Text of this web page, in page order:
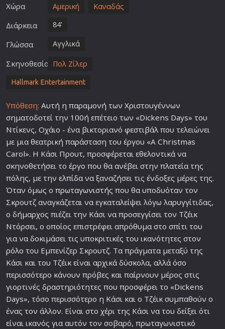
Χώρα Αμερική Καναδάς
Διάρκεια 84'
Γλώσσα Αγγλικά
Σκηνοθεσία Πολ Ζίλερ
Hallmark Entertainment
Υπόθεση: Αυτή η παραμονή των Χριστουγέννων
σηματοδοτεί την 100ή επέτειο των «Dickens Days» του
Ντίκενς, Οχάιο - ένα βικτοριανό φεστιβάλπου τελειώνει
με μια θεατρική παράσταση του έργου «A Christmas
Carol». Η Κάσι Προυτ, προσφέρεται εθελοντικά να
σκηνοθετήσει το έργο που θα ανέβει στην πλατεία της
πόλης, με την ελπίδανα ξαναζήσει τις ένδοξες μέρες της.
Όταν όμως ο πρωταγωνιστής που θα υποδυόταν τον
Σκρουτζ αναγκάζεται να εγκαταλείψει λόγω λαρυγγίτιδας,
ο δήμαρχος πιέζει την Κάσι να προσεγγίσει τον Τζέικ
Ντόρσει, ο οποίος επιστρέφει απρόθυμα στο σπίτι του
για να δοκιμάσει τις υποκριτικές του ικανότητες στον
ρόλο του Εμπενίζερ Σκρουτζ. Τα πράγματα μεταξύ της
Κάσι και του Τζέικ είναι αρχικά δύσκολα, αλλά όσο
περισσότερο κάνουν πρόβες και παίρνουν μέρος στις
γιορτινές δραστηριότητες που προσφέρει το «Dickens
Days», τόσο περισσότερο η Κάσι και ο Τζέικ συμπαθούν ο
ένας τον άλλον. Είναι στο χέρι της Κάσι να του δείξει ότι
είναι ικανός για αυτόν τον σοβαρό, πρωταγωνιστικό